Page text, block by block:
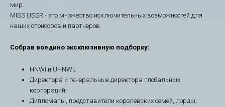
мир.
MISS USSR - это множество исключительных возможностей для
наших спонсоров и партнеров.
Собрав воедино эксклюзивную подборку:
HNWI и UHNWI;
Директора и генеральные директора глобальных
корпораций;
Дипломаты, представители королевских семей, лорды;